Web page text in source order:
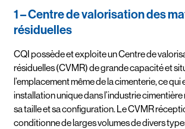
1 – Centre de valorisation des
résiduelles
CQI possède et exploite un Centre de
résiduelles (CVMR) de grande capacité et
l’emplacement même de la cimenterie, ce qui
installation unique dans l’industrie
sa taille et sa configuration. Le CVMR
conditionne de larges volumes de divers